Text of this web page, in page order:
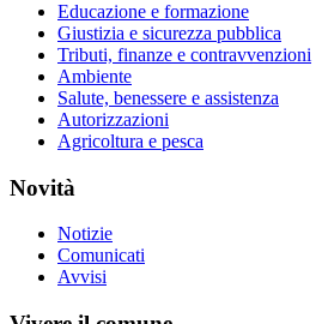
Educazione e formazione
Giustizia e sicurezza pubblica
Tributi, finanze e contravvenzioni
Ambiente
Salute, benessere e assistenza
Autorizzazioni
Agricoltura e pesca
Novità
Notizie
Comunicati
Avvisi